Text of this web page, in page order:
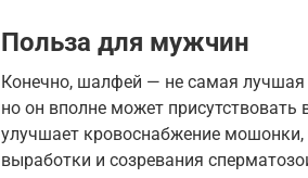
Польза для мужчин
Конечно, шалфей — не самая лучшая
но он вполне может
улучшает кровоснабжение мошонки,
выработки и созревания